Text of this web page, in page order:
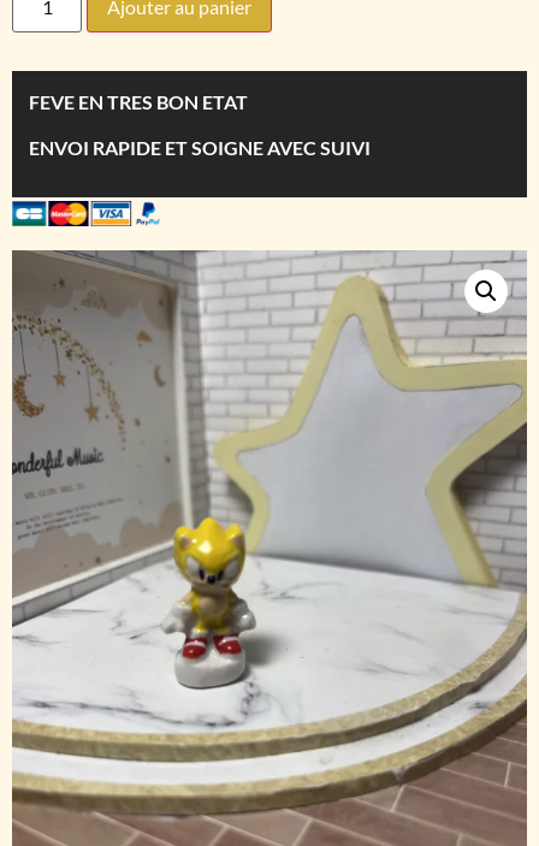
Ajouter au panier
FEVE EN TRES BON ETAT
ENVOI RAPIDE ET SOIGNE AVEC SUIVI